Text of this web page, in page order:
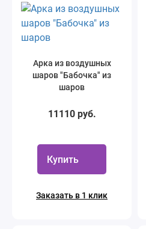
Арка из воздушных
шаров "Бабочка" из
шаров
11110 руб.
Купить
Заказать в 1 клик